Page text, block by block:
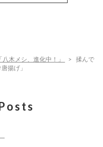
木メシ、進化中！」
揉んで
揚げ」